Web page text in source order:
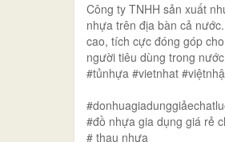
Công ty TNHH sản xuất
nhựa trên địa bàn cả
cao, tích cực đóng góp
người tiêu dùng trong
#tủnhựa #vietnhat
#đồ nhựa gia dụng giá rẻ
# thau nhựa